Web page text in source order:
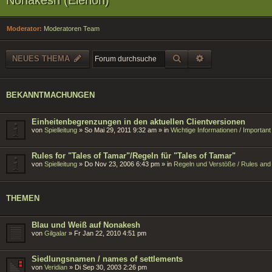
Moderator: Moderatoren Team
NEUES THEMA SUCHE
BEKANNTMACHUNGEN
Einheitenbegrenzungen in den aktuellen Clientversionen
von Spielleitung » So Mai 29, 2011 9:32 am » in Wichtige Informationen /
Rules for "Tales of Tamar"/Regeln für "Tales of Tamar"
von Spielleitung » Do Nov 23, 2006 6:43 pm » in Regeln und Verstöße / Rules and
THEMEN
Blau und Weiß auf Nonakesh
von Gilgalar » Fr Jan 22, 2010 4:51 pm
Siedlungsnamen / names of settlements
von Veridian » Di Sep 30, 2003 2:26 pm